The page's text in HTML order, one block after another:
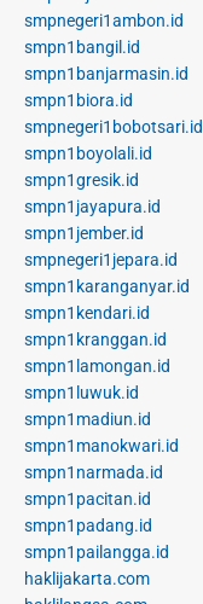
smpnegeri1ambon.id
smpn1bangil.id
smpn1banjarmasin.id
smpn1biora.id
smpnegeri1bobotsari.id
smpn1boyolali.id
smpn1gresik.id
smpn1jayapura.id
smpn1jember.id
smpnegeri1jepara.id
smpn1karanganyar.id
smpn1kendari.id
smpn1kranggan.id
smpn1lamongan.id
smpn1luwuk.id
smpn1madiun.id
smpn1manokwari.id
smpn1narmada.id
smpn1pacitan.id
smpn1padang.id
smpn1pailangga.id
haklijakarta.com